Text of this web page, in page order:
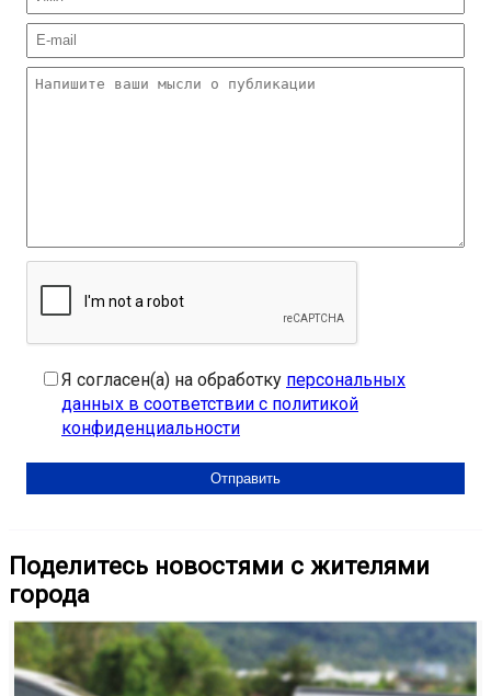
Я согласен(а) на обработку персональных
данных в соответствии с политикой
конфиденциальности
Поделитесь новостями с жителями
города